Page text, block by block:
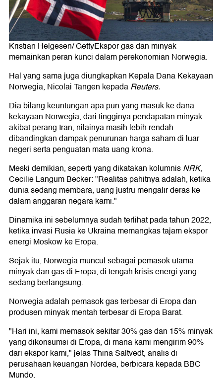
Kristian Helgesen/ GettyEkspor gas dan minyak
memainkan peran kunci dalam perekonomian Norwegia.
Hal yang sama juga diungkapkan Kepala Dana Kekayaan
Norwegia, Nicolai Tangen kepadaReuters.
Dia bilang keuntungan apa pun yang masuk ke dana
kekayaan Norwegia, dari tingginya pendapatan minyak
akibat perang Iran, nilainya masih lebih rendah
dibandingkan dampak penurunan harga saham di luar
negeri serta penguatan mata uang krona.
Meski demikian, seperti yang dikatakan kolumnisNRK,
Cecilie Langum Becker: "Realitas pahitnya adalah, ketika
dunia sedang membara, uang justru mengalir deras ke
dalam anggaran negara kami."
Dinamika ini sebelumnya sudah terlihat pada tahun 2022,
ketika invasi Rusia ke Ukraina memangkas tajam ekspor
energi Moskow ke Eropa.
Sejak itu, Norwegia muncul sebagai pemasok utama
minyak dan gas di Eropa, di tengah krisis energi yang
sedang berlangsung.
Norwegia adalah pemasok gas terbesar di Eropa dan
produsen minyak mentah terbesar di Eropa Barat.
"Hari ini, kami memasok sekitar 30% gas dan 15% minyak
yang dikonsumsi di Eropa, di mana kami mengirim 90%
dari ekspor kami," jelas Thina Saltvedt, analis di
perusahaan keuangan Nordea, berbicara kepada BBC
Mundo.